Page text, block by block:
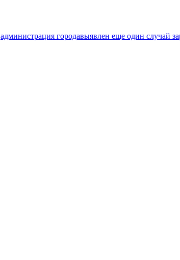
администрация городавыявлен еще один случай